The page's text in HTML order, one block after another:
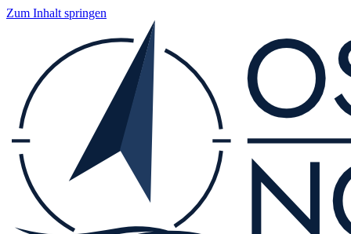
Zum Inhalt springen